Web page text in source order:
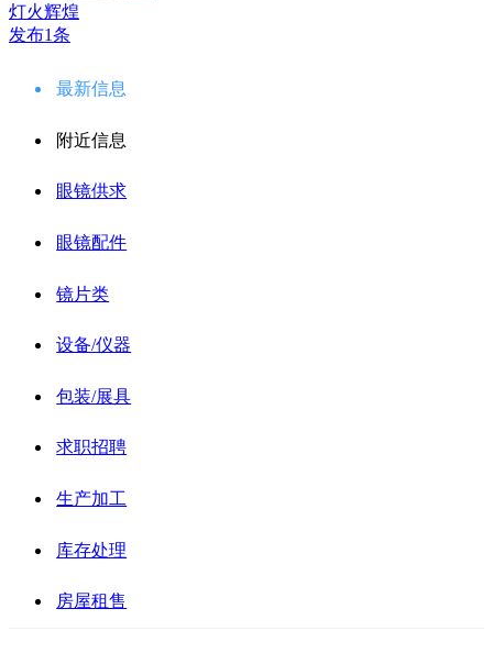
灯火辉煌
发布1条
最新信息
附近信息
眼镜供求
眼镜配件
镜片类
设备/仪器
包装/展具
求职招聘
生产加工
库存处理
房屋租售